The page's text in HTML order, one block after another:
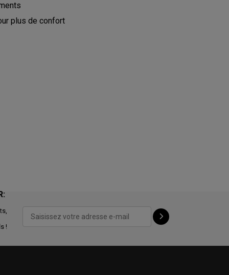
plus de confort
!